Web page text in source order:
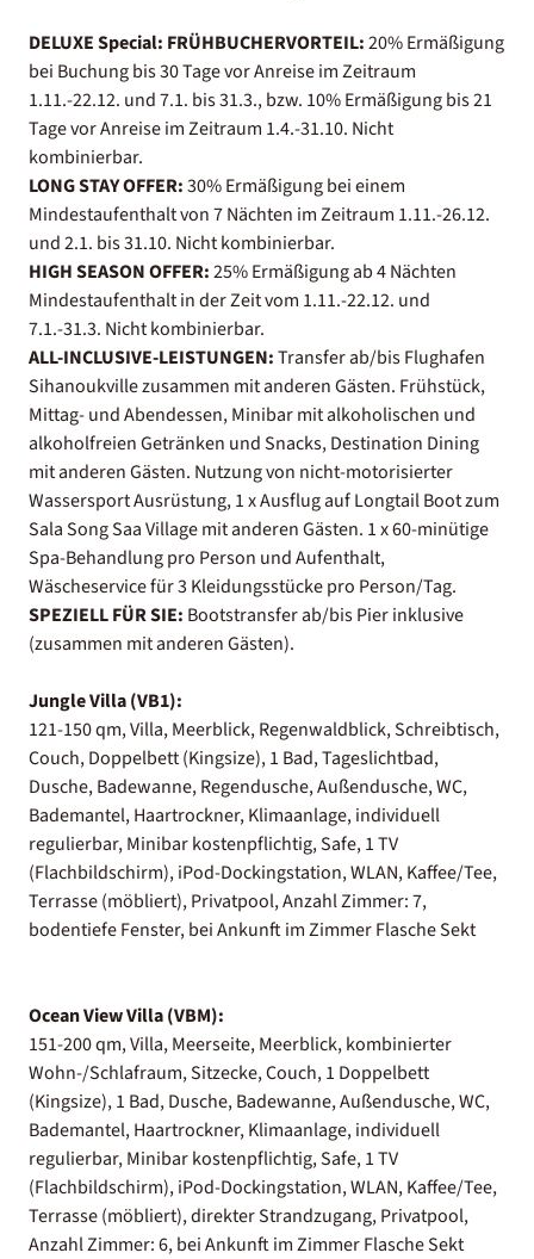
DELUXE Special: FRÜHBUCHERVORTEIL:20% Ermäßigung
bei Buchung bis 30 Tage vor Anreise im Zeitraum
1.11.-22.12. und 7.1. bis 31.3., bzw. 10% Ermäßigung bis 21
Tage vor Anreise im Zeitraum 1.4.-31.10. Nicht
kombinierbar.
LONG STAY OFFER:30% Ermäßigung bei einem
Mindestaufenthalt von 7 Nächten im Zeitraum 1.11.-26.12.
und 2.1. bis 31.10. Nicht kombinierbar.
HIGH SEASON OFFER:25% Ermäßigung ab 4 Nächten
Mindestaufenthalt in der Zeit vom 1.11.-22.12. und
7.1.-31.3. Nicht kombinierbar.
ALL-INCLUSIVE-LEISTUNGEN:Transfer ab/bis Flughafen
Sihanoukville zusammen mit anderen Gästen. Frühstück,
Mittag- und Abendessen, Minibar mit alkoholischen und
alkoholfreien Getränken und Snacks, Destination Dining
mit anderen Gästen. Nutzung von nicht-motorisierter
Wassersport Ausrüstung, 1 x Ausflug auf Longtail Boot zum
Sala Song Saa Village mit anderen Gästen. 1 x 60-minütige
Spa-Behandlung pro Person und Aufenthalt,
Wäscheservice für 3 Kleidungsstücke pro Person/Tag.
SPEZIELL FÜR SIE: Bootstransfer ab/bis Pier inklusive
(zusammen mit anderen Gästen).
Jungle Villa (VB1):
121-150 qm, Villa, Meerblick, Regenwaldblick, Schreibtisch,
Couch, Doppelbett (Kingsize), 1 Bad, Tageslichtbad,
Dusche, Badewanne, Regendusche, Außendusche, WC,
Bademantel, Haartrockner, Klimaanlage, individuell
regulierbar, Minibar kostenpflichtig, Safe, 1 TV
(Flachbildschirm), iPod-Dockingstation, WLAN, Kaffee/Tee,
Terrasse (möbliert), Privatpool, Anzahl Zimmer: 7,
bodentiefe Fenster, bei Ankunft im Zimmer Flasche Sekt
Ocean View Villa (VBM):
151-200 qm, Villa, Meerseite, Meerblick, kombinierter
Wohn-/Schlafraum, Sitzecke, Couch, 1 Doppelbett
(Kingsize), 1 Bad, Dusche, Badewanne, Außendusche, WC,
Bademantel, Haartrockner, Klimaanlage, individuell
regulierbar, Minibar kostenpflichtig, Safe, 1 TV
(Flachbildschirm), iPod-Dockingstation, WLAN, Kaffee/Tee,
Terrasse (möbliert), direkter Strandzugang, Privatpool,
Anzahl Zimmer: 6, bei Ankunft im Zimmer Flasche Sekt